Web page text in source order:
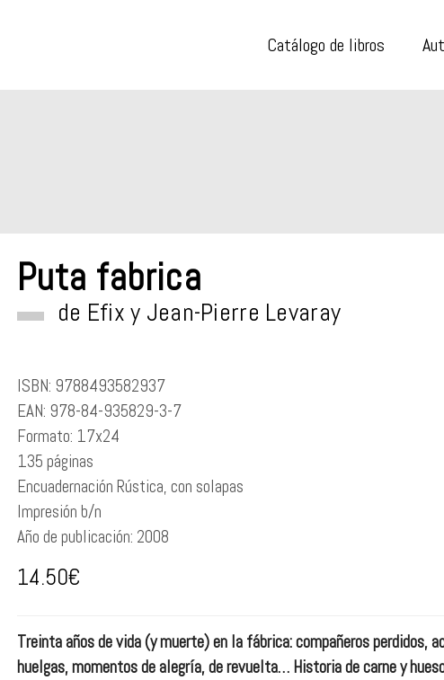
Catálogo de libros
Puta fabrica
de Efix y Jean-Pierre Levaray
ISBN: 9788493582937
EAN: 978-84-935829-3-7
Formato: 17x24
135 páginas
Encuadernación Rústica, con solapas
Impresión b/n
Año de publicación: 2008
14.50€
Treinta años de vida (y muerte) en la fábrica: compañeros perdidos,
huelgas, momentos de alegría, de revuelta… Historia de carne y